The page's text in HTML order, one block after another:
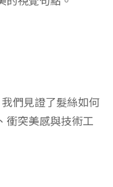
們見證了髮絲如何
衝突美感與技術工